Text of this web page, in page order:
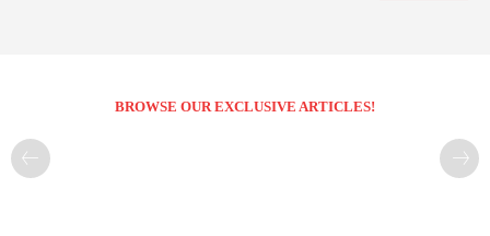
BROWSE OUR EXCLUSIVE ARTICLES!